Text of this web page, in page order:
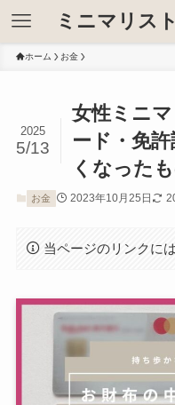
ミニマリス
ホーム お金
女性ミニ
ード・免
くなった
2025
5/13
お金 2023年10月25日
当ページのリンクに